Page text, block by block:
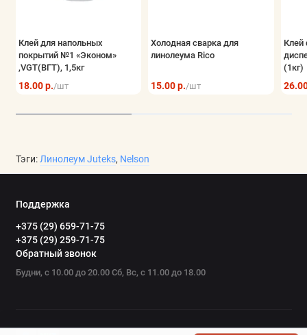
Клей для напольных
покрытий №1 «Эконом»
,VGT(ВГТ), 1,5кг
18.00 р./шт
Холодная сварка для
линолеума Rico
15.00 р./шт
Клей
(1кг)
Тэги:Линолеум Juteks, Nelson
Поддержка
+375 (29) 659-71-75
+375 (29) 259-71-75
Обратный звонок
Будни, с 10.00 до 20.00 Сб, Вс, с 11.00 до 18.00